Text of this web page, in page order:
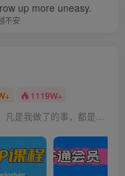
up more uneasy.
不安
1119W+
凡是我相信的，我都做了；凡是我做了的事，都是全身心地投入去做的